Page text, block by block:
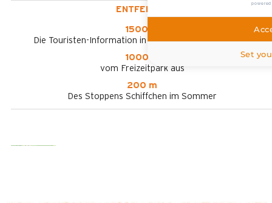
ENTFERNT :
1500 m
Die Touristen-Information in Le Grand-Bornand Village
1000 m
vom Freizeitpark aus
200 m
Des Stoppens Schiffchen im Sommer
Set